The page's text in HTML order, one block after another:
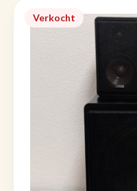
Verkocht